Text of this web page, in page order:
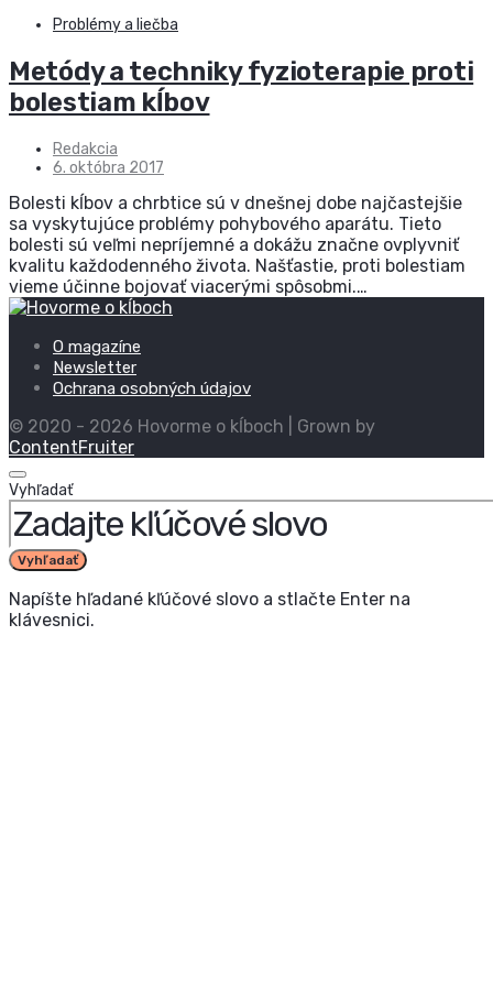
Problémy a liečba
Metódy a techniky fyzioterapie proti
bolestiam kĺbov
Redakcia
6. októbra 2017
Bolesti kĺbov a chrbtice sú v dnešnej dobe najčastejšie
sa vyskytujúce problémy pohybového aparátu. Tieto
bolesti sú veľmi nepríjemné a dokážu značne ovplyvniť
kvalitu každodenného života. Našťastie, proti bolestiam
vieme účinne bojovať viacerými spôsobmi.…
O magazíne
Newsletter
Ochrana osobných údajov
© 2020 - 2026 Hovorme o kĺboch | Grown by
ContentFruiter
Vyhľadať
Vyhľadať
Napíšte hľadané kľúčové slovo a stlačte Enter na
klávesnici.